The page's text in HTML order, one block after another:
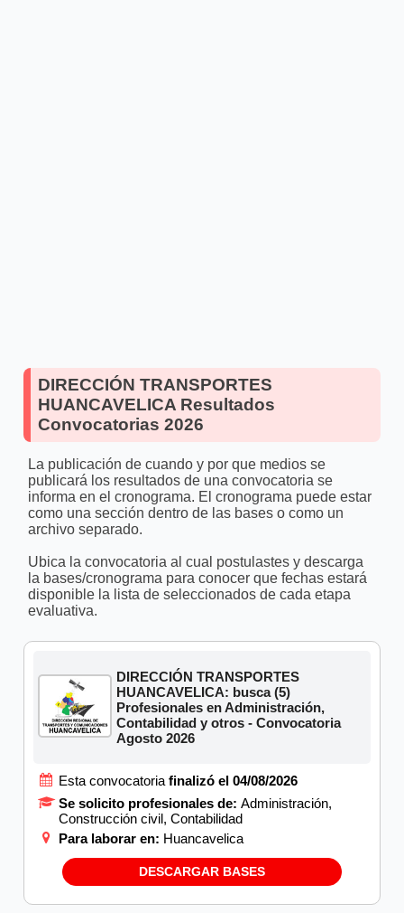
DIRECCIÓN TRANSPORTES
HUANCAVELICA Resultados
Convocatorias 2026
La publicación de cuando y por que medios se
publicará los resultados de una convocatoria se
informa en el cronograma. El cronograma puede estar
como una sección dentro de las bases o como un
archivo separado.
Ubica la convocatoria al cual postulastes y descarga
la bases/cronograma para conocer que fechas estará
disponible la lista de seleccionados de cada etapa
evaluativa.
DIRECCIÓN TRANSPORTES
HUANCAVELICA: busca (5)
Profesionales en Administración,
Contabilidad y otros - Convocatoria
Agosto 2026
Esta convocatoria finalizó el 04/08/2026
Se solicito profesionales de: Administración,
Construcción civil, Contabilidad
Para laborar en: Huancavelica
DESCARGAR BASES